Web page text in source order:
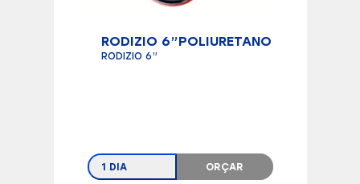
RODIZIO 6”POLIURETANO
RODIZIO 6”
1 DIA ORÇAR